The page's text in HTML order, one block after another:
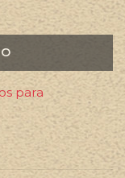
para